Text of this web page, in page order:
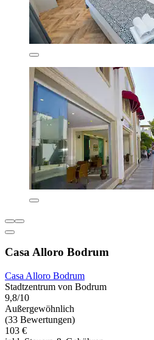
Casa Alloro Bodrum
Casa Alloro Bodrum
Stadtzentrum von Bodrum
9,8/10
Außergewöhnlich
(33 Bewertungen)
103 €